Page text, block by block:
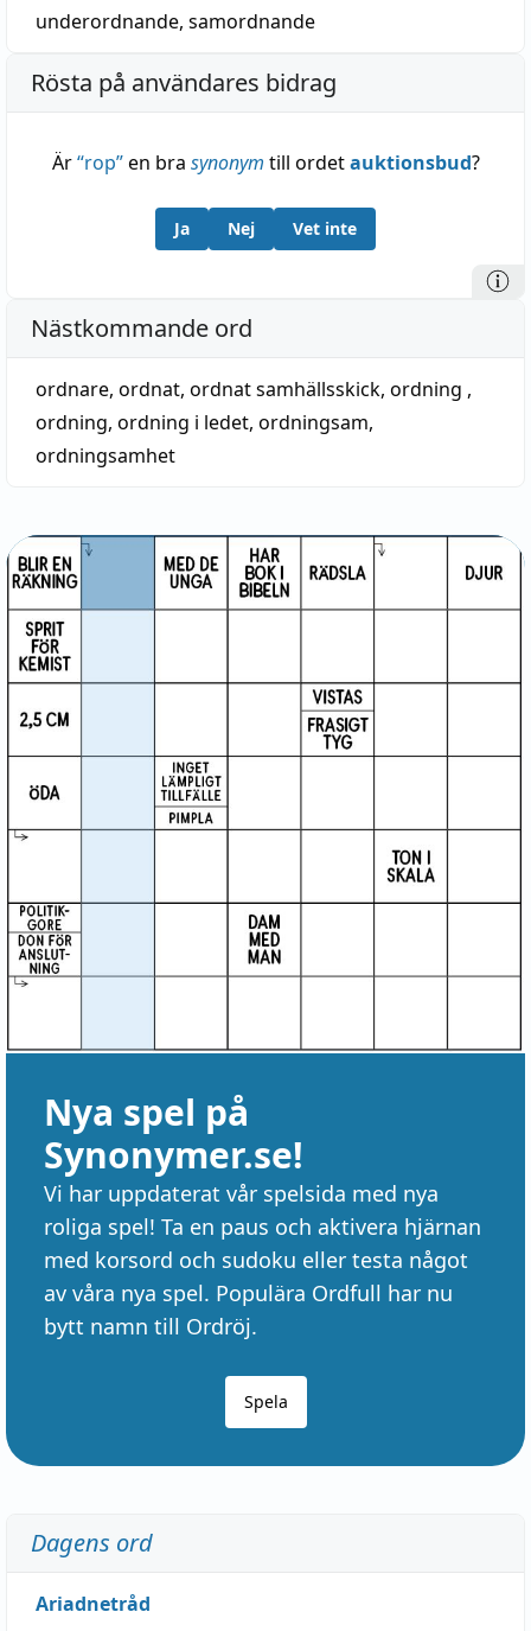
underordnande, samordnande
Rösta på användares bidrag
Är“rop”en bra synonym till ordetauktionsbud?
Ja Nej Vet inte
Nästkommande ord
ordnare, ordnat, ordnat samhällsskick, ordning ,
ordning, ordning i ledet, ordningsam,
ordningsamhet
Nya spel på
Synonymer.se!
Vi har uppdaterat vår spelsida med nya
roliga spel! Ta en paus och aktivera hjärnan
med korsord och sudoku eller testa något
av våra nya spel. Populära Ordfull har nu
bytt namn till Ordröj.
Spela
Dagens ord
Ariadnetråd